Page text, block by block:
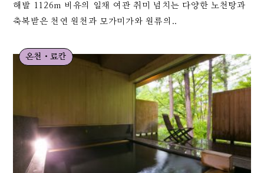
해발 1126m 비유의 일채 여관 취미 넘치는 다양한 노천탕과
축복받은 천연 원천과 모가미가와 원류의..
온천・료칸